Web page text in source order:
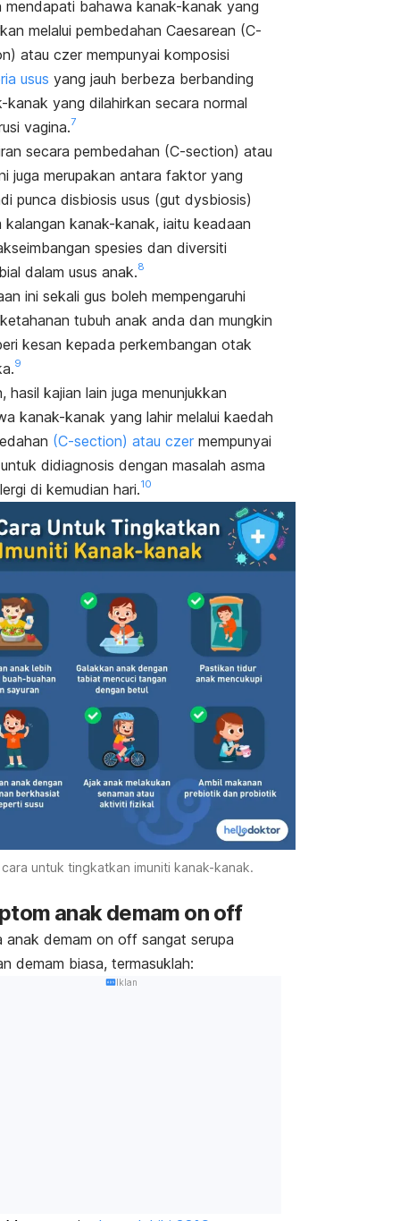
mendapati bahawa kanak-kanak yang
melalui pembedahan Caesarean (C-
atau czer mempunyai komposisi
usus yang jauh berbeza berbanding
kanak yang dilahirkan secara normal
vagina.7
secara pembedahan (C-section) atau
juga merupakan antara faktor yang
punca disbiosis usus (gut dysbiosis)
kalangan kanak-kanak, iaitu keadaan
spesies dan diversiti
dalam usus anak.8
ini sekali gus boleh mempengaruhi
tubuh anak anda dan mungkin
kesan kepada perkembangan otak
9
hasil kajian lain juga menunjukkan
kanak-kanak yang lahir melalui kaedah
(C-section) atau czermempunyai
didiagnosis dengan masalah asma
di kemudian hari.10
untuk tingkatkan imuniti kanak-kanak.
anak demam on off
anak demam on offsangat serupa
demam biasa, termasuklah:
Iklan